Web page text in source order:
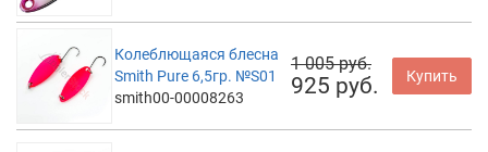
Колеблющаяся блесна
Smith Pure 6,5гр. №S01
smith00-00008263
1 005 руб.
925 руб. Купить